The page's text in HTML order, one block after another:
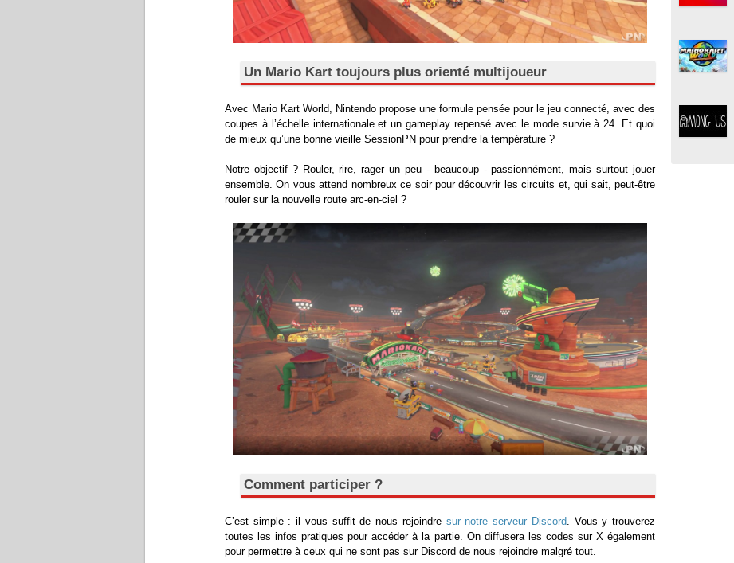
Un Mario Kart toujours plus orienté multijoueur
Avec Mario Kart World, Nintendo propose une formule pensée pour le jeu connecté, avec des
coupes à l’échelle internationale et un gameplay repensé avec le mode survie à 24. Et quoi
de mieux qu’une bonne vieille SessionPN pour prendre la température ?
Notre objectif ? Rouler, rire, rager un peu - beaucoup - passionnément, mais surtout jouer
ensemble. On vous attend nombreux ce soir pour découvrir les circuits et, qui sait, peut-être
rouler sur la nouvelle route arc-en-ciel ?
Comment participer ?
C’est simple : il vous suffit de nous rejoindre sur notre serveur Discord. Vous y trouverez
toutes les infos pratiques pour accéder à la partie. On diffusera les codes sur X également
pour permettre à ceux qui ne sont pas sur Discord de nous rejoindre malgré tout.